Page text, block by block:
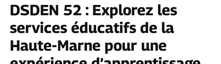
DSDEN 52 : Explorez les
services éducatifs de la
Haute-Marne pour une